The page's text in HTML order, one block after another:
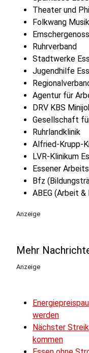
Theater und
Folkwang
Ruhrverband
Stadtwerke
Jugendhilfe
Agentur für
DRV KBS
Gesellschaft
Ruhrlandklinik
Alfried-Krupp-
LVR-Klinikum
Essener
Bfz
ABEG (Arbeit &
Anzeige
Mehr
Anzeige
werden
Nächster
kommen